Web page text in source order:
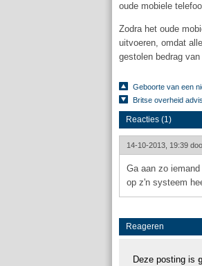
oude mobiele
Zodra het oude
uitvoeren, omdat
gestolen bedrag
Geboorte van een
Britse overheid
Reacties (1)
14-10-2013, 19:39
Ga aan zo
op z'n systeem
Reageren
Deze posting is